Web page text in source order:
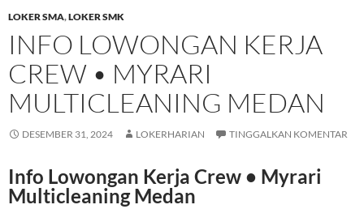
LOKER SMA,LOKER SMK
INFO LOWONGAN KERJA
CREW • MYRARI
MULTICLEANING MEDAN
DESEMBER 31, 2024 LOKERHARIAN TINGGALKAN KOMENTAR
Info Lowongan Kerja Crew • Myrari
Multicleaning Medan